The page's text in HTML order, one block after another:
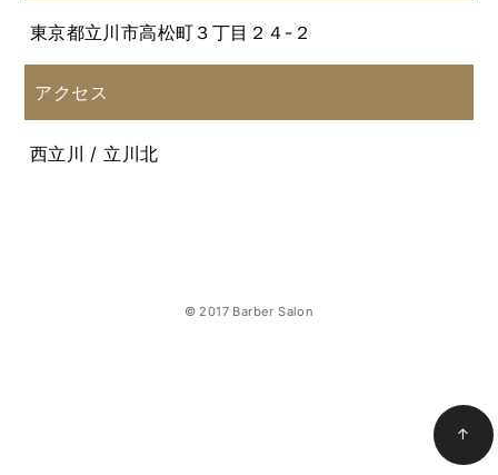
東京都立川市高松町３丁目２４-２
アクセス
西立川 / 立川北
© 2017 Barber Salon
↑